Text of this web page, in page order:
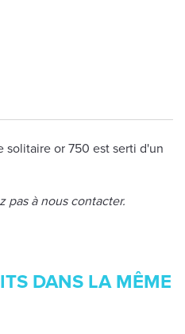
solitaire or 750 est serti d'un
pas à nous contacter.
DANS LA MÊME